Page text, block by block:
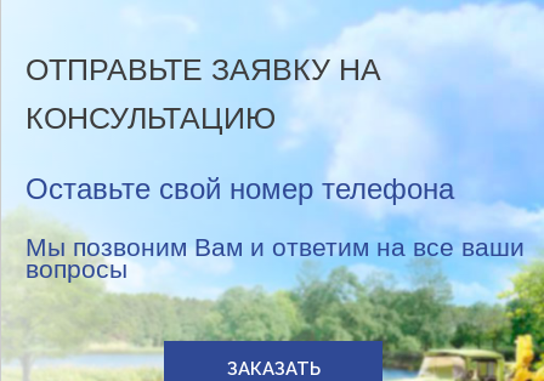
ОТПРАВЬТЕ ЗАЯВКУ НА
КОНСУЛЬТАЦИЮ
Оставьте свой номер телефона
Мы позвоним Вам и ответим на все ваши
вопросы
ЗАКАЗАТЬ